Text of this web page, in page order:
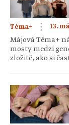
Téma+ 13.
Májová Téma+
mosty medzi
zložité, ako si
v mnohom
potrebujeme
vlastností a
[…]